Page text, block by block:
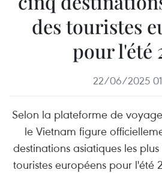
des touristes
pour l'été
22/06/2025
Selon la plateforme de
le Vietnam figure
destinations asiatiques les
touristes européens pour l'été